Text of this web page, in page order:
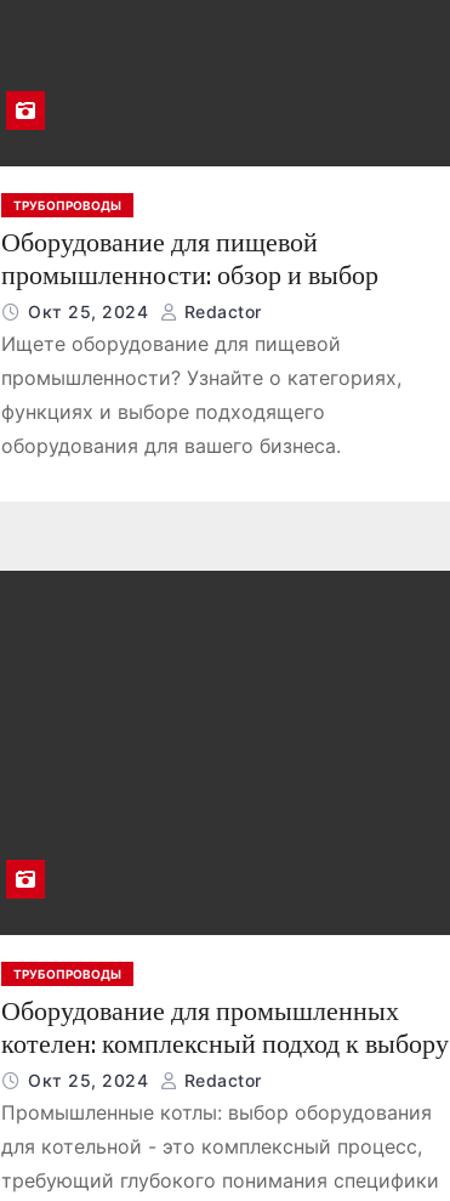
ТРУБОПРОВОДЫ
Оборудование для пищевой
промышленности: обзор и выбор
Окт 25, 2024 Redactor
Ищете оборудование для пищевой
промышленности? Узнайте о категориях,
функциях и выборе подходящего
оборудования для вашего бизнеса.
ТРУБОПРОВОДЫ
Оборудование для промышленных
котелен: комплексный подход к выбору
Окт 25, 2024 Redactor
Промышленные котлы: выбор оборудования
для котельной - это комплексный процесс,
требующий глубокого понимания специфики